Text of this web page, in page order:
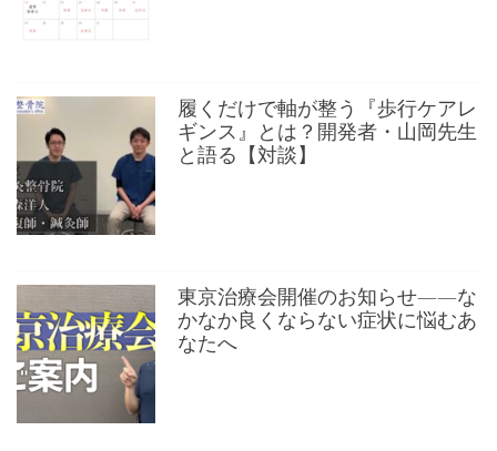
履くだけで軸が整う『歩行ケアレ
ギンス』とは？開発者・山岡先生
と語る【対談】
東京治療会開催のお知らせ——な
かなか良くならない症状に悩むあ
なたへ